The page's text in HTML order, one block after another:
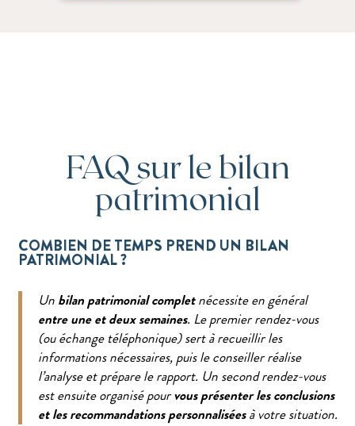
FAQ sur le bilan
patrimonial
COMBIEN DE TEMPS PREND UN BILAN
PATRIMONIAL ?
Un bilan patrimonial completnécessite en général
entre une et deux semaines. Le premier rendez-vous
(ou échange téléphonique) sert à recueillir les
informations nécessaires, puis le conseiller réalise
l’analyse et prépare le rapport. Un second rendez-vous
est ensuite organisé pourvous présenter les conclusions
et les recommandations personnaliséesà votre situation.